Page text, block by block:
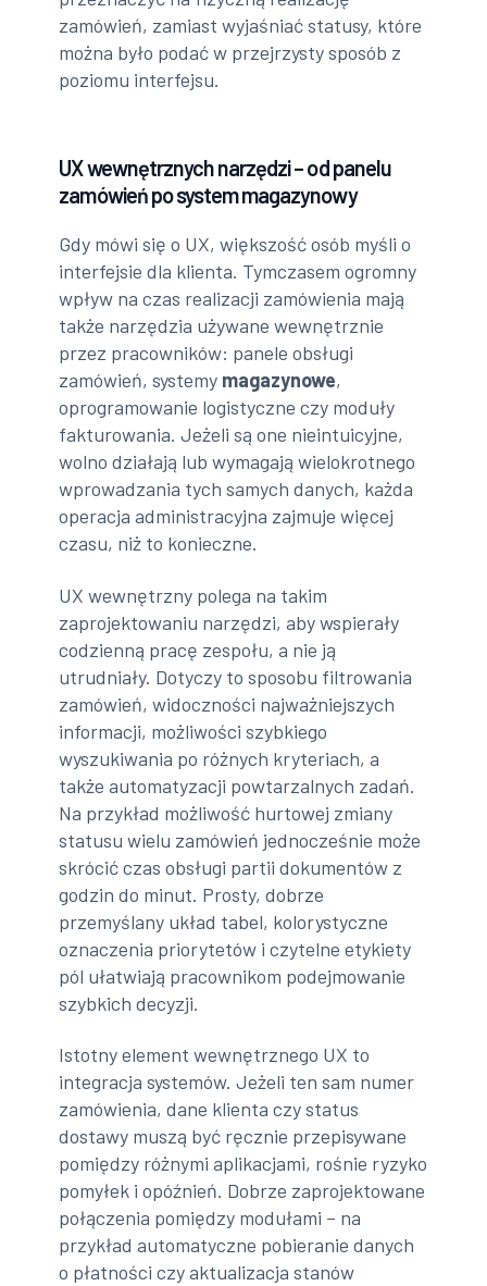
zamówień, zamiast wyjaśniać statusy, które
można było podać w przejrzysty sposób z
poziomu interfejsu.
UX wewnętrznych narzędzi – od panelu
zamówień po system magazynowy
Gdy mówi się o UX, większość osób myśli o
interfejsie dla klienta. Tymczasem ogromny
wpływ na czas realizacji zamówienia mają
także narzędzia używane wewnętrznie
przez pracowników: panele obsługi
zamówień, systemy magazynowe,
oprogramowanie logistyczne czy moduły
fakturowania. Jeżeli są one nieintuicyjne,
wolno działają lub wymagają wielokrotnego
wprowadzania tych samych danych, każda
operacja administracyjna zajmuje więcej
czasu, niż to konieczne.
UX wewnętrzny polega na takim
zaprojektowaniu narzędzi, aby wspierały
codzienną pracę zespołu, a nie ją
utrudniały. Dotyczy to sposobu filtrowania
zamówień, widoczności najważniejszych
informacji, możliwości szybkiego
wyszukiwania po różnych kryteriach, a
także automatyzacji powtarzalnych zadań.
Na przykład możliwość hurtowej zmiany
statusu wielu zamówień jednocześnie może
skrócić czas obsługi partii dokumentów z
godzin do minut. Prosty, dobrze
przemyślany układ tabel, kolorystyczne
oznaczenia priorytetów i czytelne etykiety
pól ułatwiają pracownikom podejmowanie
szybkich decyzji.
Istotny element wewnętrznego UX to
integracja systemów. Jeżeli ten sam numer
zamówienia, dane klienta czy status
dostawy muszą być ręcznie przepisywane
pomiędzy różnymi aplikacjami, rośnie ryzyko
pomyłek i opóźnień. Dobrze zaprojektowane
połączenia pomiędzy modułami – na
przykład automatyczne pobieranie danych
o płatności czy aktualizacja stanów